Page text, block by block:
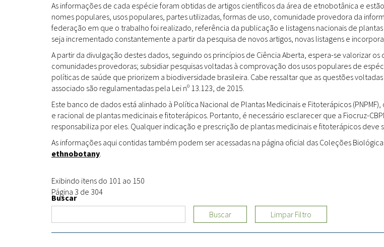
Grupos
Plantas
Sites
As informações de cada espécie foram obtidas de artigos científicos da área de etnobotânica e
nomes populares, usos populares, partes utilizadas, formas de uso, comunidade provedora da
federação em que o trabalho foi realizado, referência da publicação e listagens nacionais de
seja incrementado constantemente a partir da pesquisa de novos artigos, novas listagens e
A partir da divulgação destes dados, seguindo os princípios de Ciência Aberta, espera-se valorizar
comunidades provedoras; subsidiar pesquisas voltadas à comprovação dos usos populares de
políticas de saúde que priorizem a biodiversidade brasileira. Cabe ressaltar que as questões
associado são regulamentadas pela Lei nº 13.123, de 2015.
Este banco de dados está alinhado à Política Nacional de Plantas Medicinais e Fitoterápicos
e racional de plantas medicinais e fitoterápicos. Portanto, é necessário esclarecer que a Fiocruz-
responsabiliza por eles. Qualquer indicação e prescrição de plantas medicinais e fitoterápicos deve
As informações aqui contidas também podem ser acessadas na página oficial das Coleções
ethnobotany.
Exibindo itens do 101 ao 150
Página 3 de 304
Buscar
Buscar
Limpar Filtro